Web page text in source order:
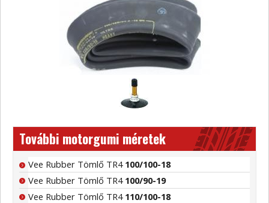
További motorgumi méretek
Vee Rubber Tömlő TR4 100/100-18
Vee Rubber Tömlő TR4 100/90-19
Vee Rubber Tömlő TR4 110/100-18